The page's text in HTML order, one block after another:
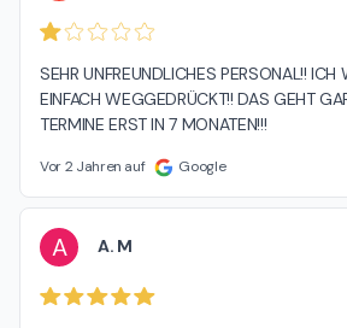
SEHR UNFREUNDLICHES PERSONAL!! ICH
EINFACH WEGGEDRÜCKT!! DAS GEHT
TERMINE ERST IN 7 MONATEN!!!
Vor 2 Jahren auf Google
A A. M